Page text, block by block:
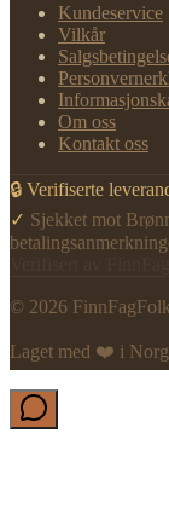
Kundeservice
Vilkår
Om oss
Kontakt oss
🔒 Verifiserte
✓ Sjekket mot
© 2026
Laget med ❤️ i